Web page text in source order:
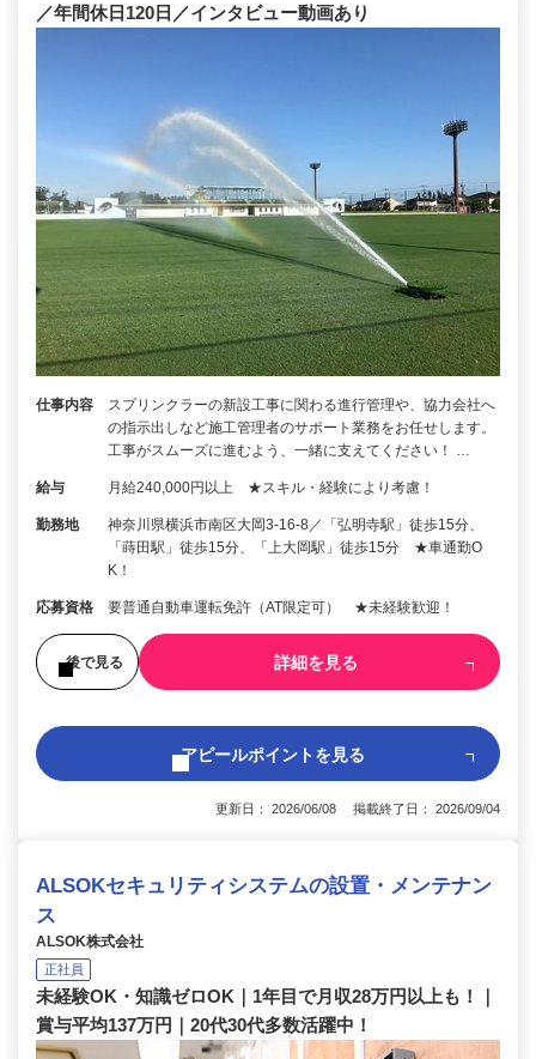
／年間休日120日／インタビュー動画あり
仕事内容
スプリンクラーの新設工事に関わる進行管理や、協力会社へ
の指示出しなど施工管理者のサポート業務をお任せします。
工事がスムーズに進むよう、一緒に支えてください！ …
給与 月給240,000円以上 ★スキル・経験により考慮！
勤務地
神奈川県横浜市南区大岡3-16-8／「弘明寺駅」徒歩15分、
「蒔田駅」徒歩15分、「上大岡駅」徒歩15分 ★車通勤O
K！
応募資格 要普通自動車運転免許（AT限定可） ★未経験歓迎！
後で見る 詳細を見る
アピールポイントを見る
更新日： 2026/06/08 掲載終了日： 2026/09/04
ALSOKセキュリティシステムの設置・メンテナン
ス
ALSOK株式会社
正社員
未経験OK・知識ゼロOK｜1年目で月収28万円以上も！｜
賞与平均137万円｜20代30代多数活躍中！